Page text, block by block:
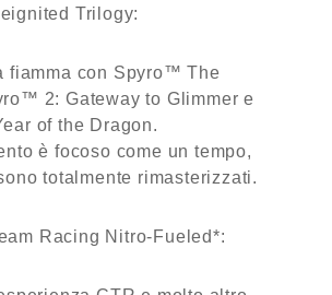
Trilogy:
fiamma con Spyro™ The
2: Gateway to Glimmer e
of the Dragon.
è focoso come un tempo,
totalmente rimasterizzati.
Racing Nitro-Fueled*: